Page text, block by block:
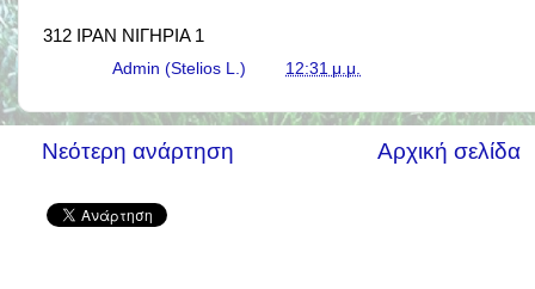
312 ΙΡΑΝ ΝΙΓΗΡΙΑ 1
Admin (Stelios L.) 12:31 μ.μ.
Νεότερη ανάρτηση Αρχική σελίδα